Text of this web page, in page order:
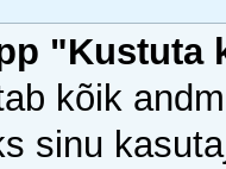
kõik
sinu